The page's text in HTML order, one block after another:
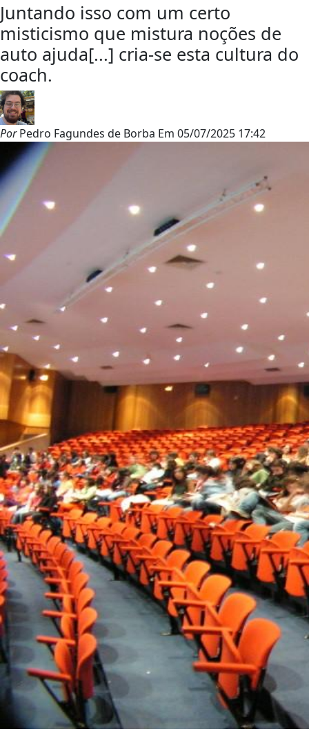
Juntando isso com um certo
misticismo que mistura noções de
auto ajuda[...] cria-se esta cultura do
coach.
PorPedro Fagundes de Borba Em 05/07/2025 17:42